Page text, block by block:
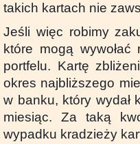
takich kartach nie
Jeśli więc robimy
które mogą
portfelu. Kartę
okres najbliższego
w banku, który wydał
miesiąc. Za taką
wypadku kradzieży